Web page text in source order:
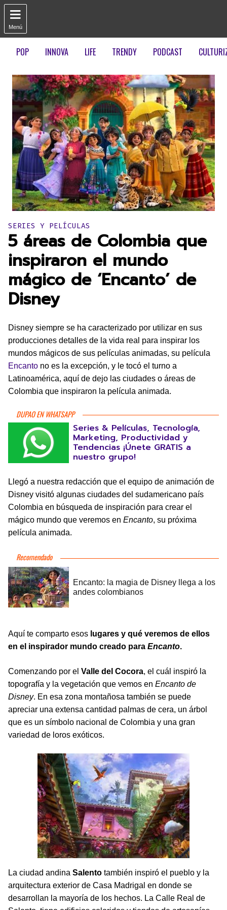

Menú
POP INNOVA LIFE TRENDY PODCAST
Publicado en:
SERIES Y PELÍCULAS
5 áreas de Colombia que
inspiraron el mundo
mágico de ‘Encanto’ de
Disney
Disney siempre se ha caracterizado por utilizar en sus
producciones detalles de la vida real para inspirar los
mundos mágicos de sus películas animadas, su película
Encanto no es la excepción, y le tocó el turno a
Latinoamérica, aquí de dejo las ciudades o áreas de
Colombia que inspiraron la película animada.
DUPAO EN WHATSAPP
Series & Películas, Tecnología,
Marketing, Productividad y
Tendencias ¡Únete GRATIS a
nuestro grupo!
Llegó a nuestra redacción que el equipo de animación de
Disney visitó algunas ciudades del sudamericano país
Colombia en búsqueda de inspiración para crear el
mágico mundo que veremos en Encanto, su próxima
película animada.
Aquí te comparto esos lugares y qué veremos de ellos
en el inspirador mundo creado para Encanto.
Comenzando por el Valle del Cocora, el cuál inspiró la
topografía y la vegetación que vemos en Encanto de
Disney. En esa zona montañosa también se puede
apreciar una extensa cantidad palmas de cera, un árbol
que es un símbolo nacional de Colombia y una gran
variedad de loros exóticos.
La ciudad andina Salento también inspiró el pueblo y la
arquitectura exterior de Casa Madrigal en donde se
desarrollan la mayoría de los hechos. La Calle Real de